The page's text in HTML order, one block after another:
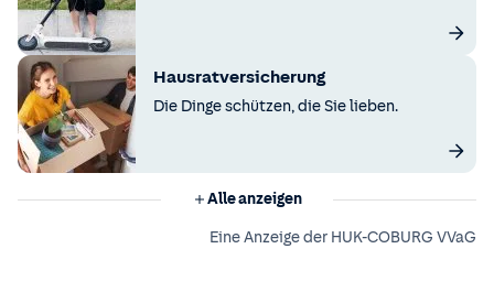
Hausratversicherung
Die Dinge schützen, die Sie lieben.
Alle anzeigen
Eine Anzeige der HUK-COBURG VVaG